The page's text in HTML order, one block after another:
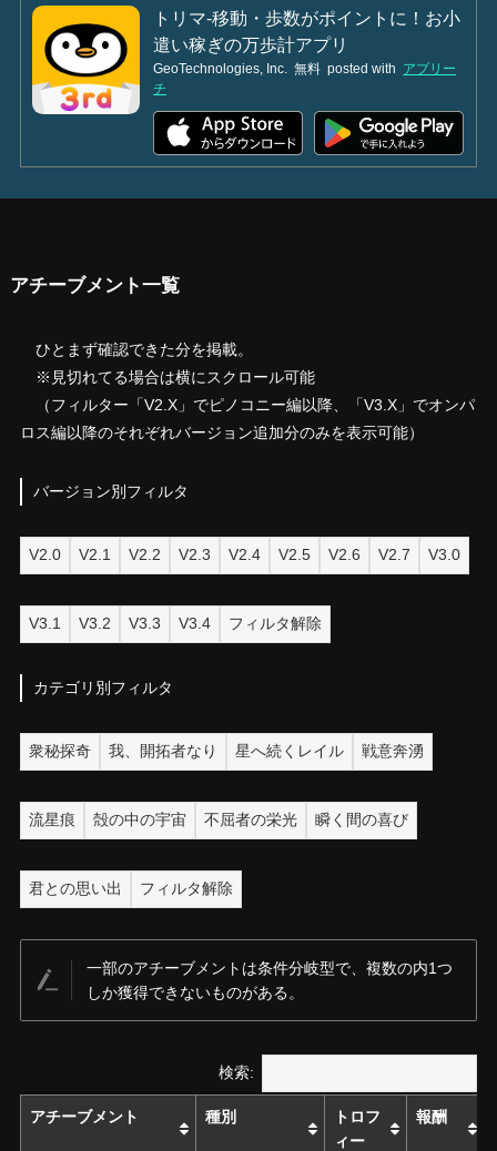
トリマ-移動・歩数がポイントに！お小
遣い稼ぎの万歩計アプリ
GeoTechnologies, Inc. 無料 posted with アプリー
チ
アチーブメント一覧
ひとまず確認できた分を掲載。
※見切れてる場合は横にスクロール可能
（フィルター「V2.X」でピノコニー編以降、「V3.X」でオンパ
ロス編以降のそれぞれバージョン追加分のみを表示可能）
バージョン別フィルタ
V2.0 V2.1 V2.2 V2.3 V2.4 V2.5 V2.6 V2.7 V3.0
V3.1 V3.2 V3.3 V3.4 フィルタ解除
カテゴリ別フィルタ
衆秘探奇 我、開拓者なり 星へ続くレイル 戦意奔湧
流星痕 殻の中の宇宙 不屈者の栄光 瞬く間の喜び
君との思い出 フィルタ解除
一部のアチーブメントは条件分岐型で、複数の内1つ
しか獲得できないものがある。
検索:
アチーブメント 種別
トロフ
ィー
報酬
アチーブメント